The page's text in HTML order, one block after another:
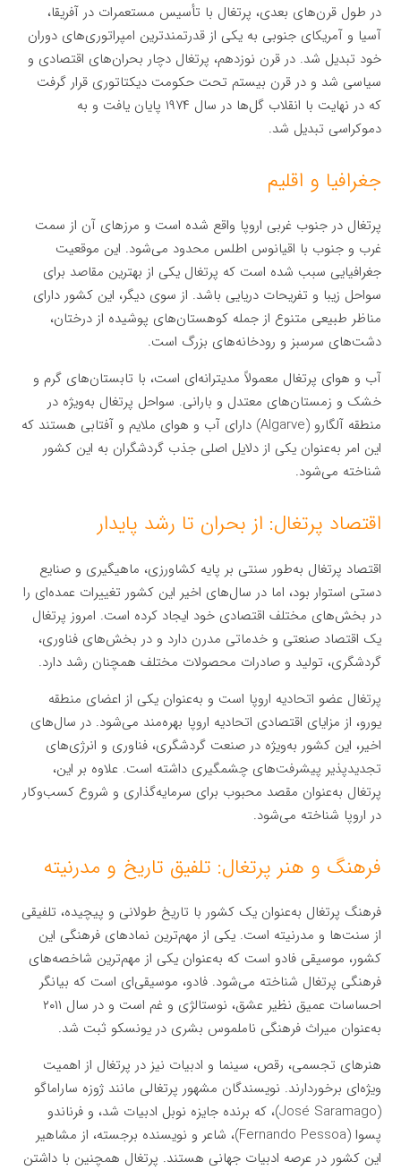
در طول قرن‌های بعدی، پرتغال با تأسیس مستعمرات در آفریقا،
آسیا و آمریکای جنوبی به یکی از قدرتمندترین امپراتوری‌های دوران
خود تبدیل شد. در قرن نوزدهم، پرتغال دچار بحران‌های اقتصادی و
سیاسی شد و در قرن بیستم تحت حکومت دیکتاتوری قرار گرفت
که در نهایت با انقلاب گل‌ها در سال ۱۹۷۴ پایان یافت و به
دموکراسی تبدیل شد.
جغرافیا و اقلیم
پرتغال در جنوب غربی اروپا واقع شده است و مرزهای آن از سمت
غرب و جنوب با اقیانوس اطلس محدود می‌شود. این موقعیت
جغرافیایی سبب شده است که پرتغال یکی از بهترین مقاصد برای
سواحل زیبا و تفریحات دریایی باشد. از سوی دیگر، این کشور دارای
مناظر طبیعی متنوع از جمله کوهستان‌های پوشیده از درختان،
دشت‌های سرسبز و رودخانه‌های بزرگ است.
آب و هوای پرتغال معمولاً مدیترانه‌ای است، با تابستان‌های گرم و
خشک و زمستان‌های معتدل و بارانی. سواحل پرتغال به‌ویژه در
منطقه آلگارو (Algarve) دارای آب و هوای ملایم و آفتابی هستند که
این امر به‌عنوان یکی از دلایل اصلی جذب گردشگران به این کشور
شناخته می‌شود.
اقتصاد پرتغال: از بحران تا رشد پایدار
اقتصاد پرتغال به‌طور سنتی بر پایه کشاورزی، ماهیگیری و صنایع
دستی استوار بود، اما در سال‌های اخیر این کشور تغییرات عمده‌ای را
در بخش‌های مختلف اقتصادی خود ایجاد کرده است. امروز پرتغال
یک اقتصاد صنعتی و خدماتی مدرن دارد و در بخش‌های فناوری،
گردشگری، تولید و صادرات محصولات مختلف همچنان رشد دارد.
پرتغال عضو اتحادیه اروپا است و به‌عنوان یکی از اعضای منطقه
یورو، از مزایای اقتصادی اتحادیه اروپا بهره‌مند می‌شود. در سال‌های
اخیر، این کشور به‌ویژه در صنعت گردشگری، فناوری و انرژی‌های
تجدیدپذیر پیشرفت‌های چشمگیری داشته است. علاوه بر این،
پرتغال به‌عنوان مقصد محبوب برای سرمایه‌گذاری و شروع کسب‌وکار
در اروپا شناخته می‌شود.
فرهنگ و هنر پرتغال: تلفیق تاریخ و مدرنیته
فرهنگ پرتغال به‌عنوان یک کشور با تاریخ طولانی و پیچیده، تلفیقی
از سنت‌ها و مدرنیته است. یکی از مهم‌ترین نمادهای فرهنگی این
کشور، موسیقی فادو است که به‌عنوان یکی از مهم‌ترین شاخصه‌های
فرهنگی پرتغال شناخته می‌شود. فادو، موسیقی‌ای است که بیانگر
احساسات عمیق نظیر عشق، نوستالژی و غم است و در سال ۲۰۱۱
به‌عنوان میراث فرهنگی ناملموس بشری در یونسکو ثبت شد.
هنرهای تجسمی، رقص، سینما و ادبیات نیز در پرتغال از اهمیت
ویژه‌ای برخوردارند. نویسندگان مشهور پرتغالی مانند ژوزه ساراماگو
(José Saramago)، که برنده جایزه نوبل ادبیات شد، و فرناندو
پسوا (Fernando Pessoa)، شاعر و نویسنده برجسته، از مشاهیر
این کشور در عرصه ادبیات جهانی هستند. پرتغال همچنین با داشتن